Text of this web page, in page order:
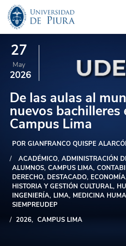
27
May
2026
De las aulas al
nuevos bachilleres
Campus Lima
POR GIANFRANCO QUISPE
ACADÉMICO ADMINISTRACIÓN
ALUMNOS CAMPUS LIMA
DERECHO DESTACADO ECONOMÍA
HISTORIA Y GESTIÓN CULTURAL
INGENIERÍA LIMA MEDICINA
SIEMPREUDEP
2026
CAMPUS LIMA